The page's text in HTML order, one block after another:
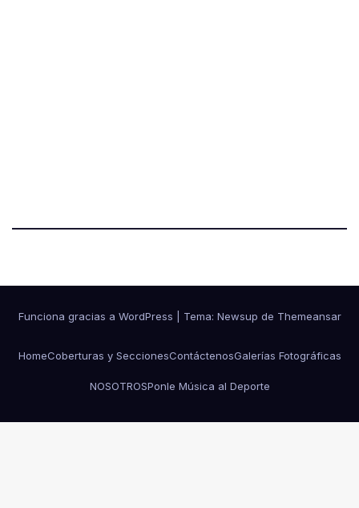
Funciona gracias a WordPress Tema: Newsup de Themeansar
HomeCoberturas y SeccionesContáctenosGalerías Fotográficas
NOSOTROSPonle Música al Deporte